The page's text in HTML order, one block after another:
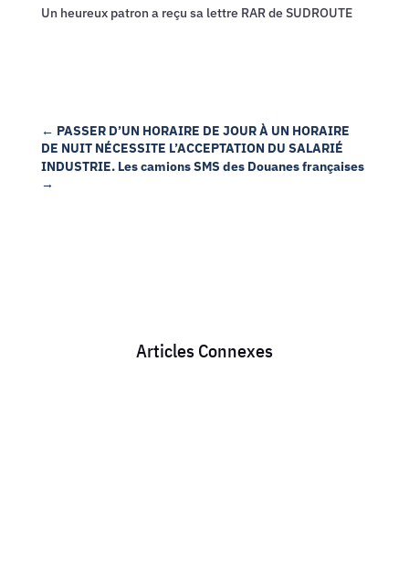
Un heureux patron a reçu sa lettre RAR de SUDROUTE
← PASSER D’UN HORAIRE DE JOUR À UN HORAIRE
DE NUIT NÉCESSITE L’ACCEPTATION DU SALARIÉ
INDUSTRIE. Les camions SMS des Douanes françaises
→
Articles Connexes